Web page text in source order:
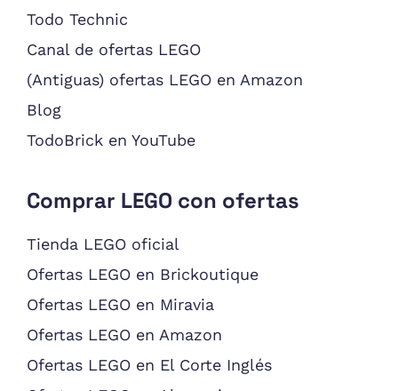
Todo Technic
Canal de ofertas LEGO
(Antiguas) ofertas LEGO en Amazon
Blog
TodoBrick en YouTube
Comprar LEGO con ofertas
Tienda LEGO oficial
Ofertas LEGO en Brickoutique
Ofertas LEGO en Miravia
Ofertas LEGO en Amazon
Ofertas LEGO en El Corte Inglés